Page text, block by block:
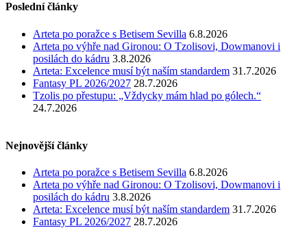
Poslední články
Arteta po poražce s Betisem Sevilla 6.8.2026
Arteta po výhře nad Gironou: O Tzolisovi, Dowmanovi i
posilách do kádru 3.8.2026
Arteta: Excelence musí být naším standardem 31.7.2026
Fantasy PL 2026/2027 28.7.2026
Tzolis po přestupu: „Vždycky mám hlad po gólech.“
24.7.2026
Nejnovější články
Arteta po poražce s Betisem Sevilla 6.8.2026
Arteta po výhře nad Gironou: O Tzolisovi, Dowmanovi i
posilách do kádru 3.8.2026
Arteta: Excelence musí být naším standardem 31.7.2026
Fantasy PL 2026/2027 28.7.2026